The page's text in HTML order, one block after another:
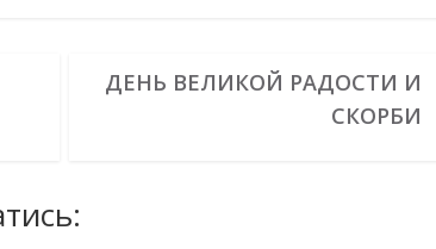
ДЕНЬ ВЕЛИКОЙ РАДОСТИ И
СКОРБИ